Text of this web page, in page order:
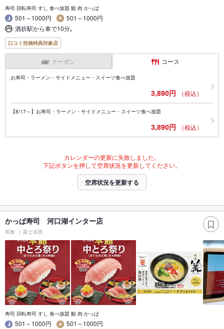
寿司 回転寿司 すし 食べ放題 鮨 肉 かっぱ
501～1000円
501～1000円
酒折駅から車で10分｡
口コミ投稿特典対象店
クーポン コース
お寿司・ラーメン・サイドメニュー・スイーツ食べ放題
3,890円 （税込）
【8/17～】お寿司・ラーメン・サイドメニュー・スイーツ食べ放題
3,890円 （税込）
カレンダーの更新に失敗しました。
下記ボタンを押して空席状況を更新してください。
空席状況を更新する
かっぱ寿司 河口湖インター店
和食 富士吉田
寿司 回転寿司 すし 食べ放題 鮨 肉 かっぱ
501～1000円
501～1000円